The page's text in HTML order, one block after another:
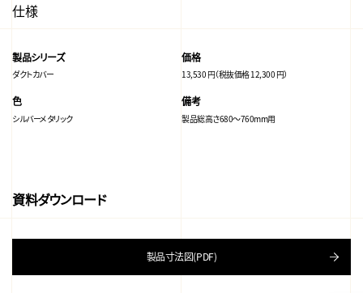
仕様
製品シリーズ
ダクトカバー
価格
13,530 円（税抜価格 12,300 円）
色
シルバーメタリック
備考
製品総高さ680～760mm用
資料ダウンロード
製品寸法図(PDF)